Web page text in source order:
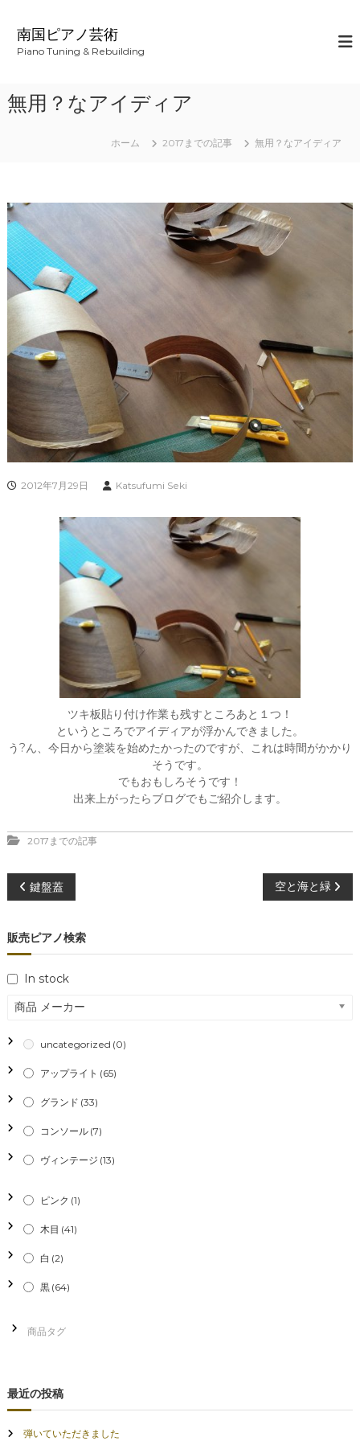
ス
南国ピアノ芸術
Piano Tuning & Rebuilding
無用？なアイディア
ホーム 2017までの記事 無用？なアイディア
2012年7月29日 Katsufumi Seki
ツキ板貼り付け作業も残すところあと１つ！
というところでアイディアが浮かんできました。
う?ん、今日から塗装を始めたかったのですが、これは時間がかかり
そうです。
でもおもしろそうです！
出来上がったらブログでもご紹介します。
2017までの記事
投
稿
ナ
ビ
ゲ
ー
シ
ョ
鍵盤蓋 空と海と緑
販売ピアノ検索
In stock
商品 メーカー
uncategorized (0)
アップライト (65)
グランド (33)
コンソール (7)
ヴィンテージ (13)
ピンク (1)
木目 (41)
白 (2)
黒 (64)
最近の投稿
弾いていただきました